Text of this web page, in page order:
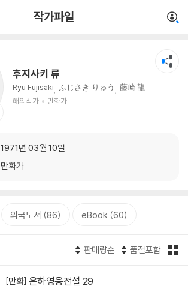
작가파일
후지사키 류
Ryu Fujisaki ふじさき りゅう
藤崎 龍
해외작가
만화가
1971년 03월 10일
만화가
외국도서 (86) eBook (60)
판매량순 품절포함
[만화] 은하영웅전설 29